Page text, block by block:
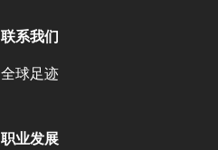
联系我们
全球足迹
职业发展